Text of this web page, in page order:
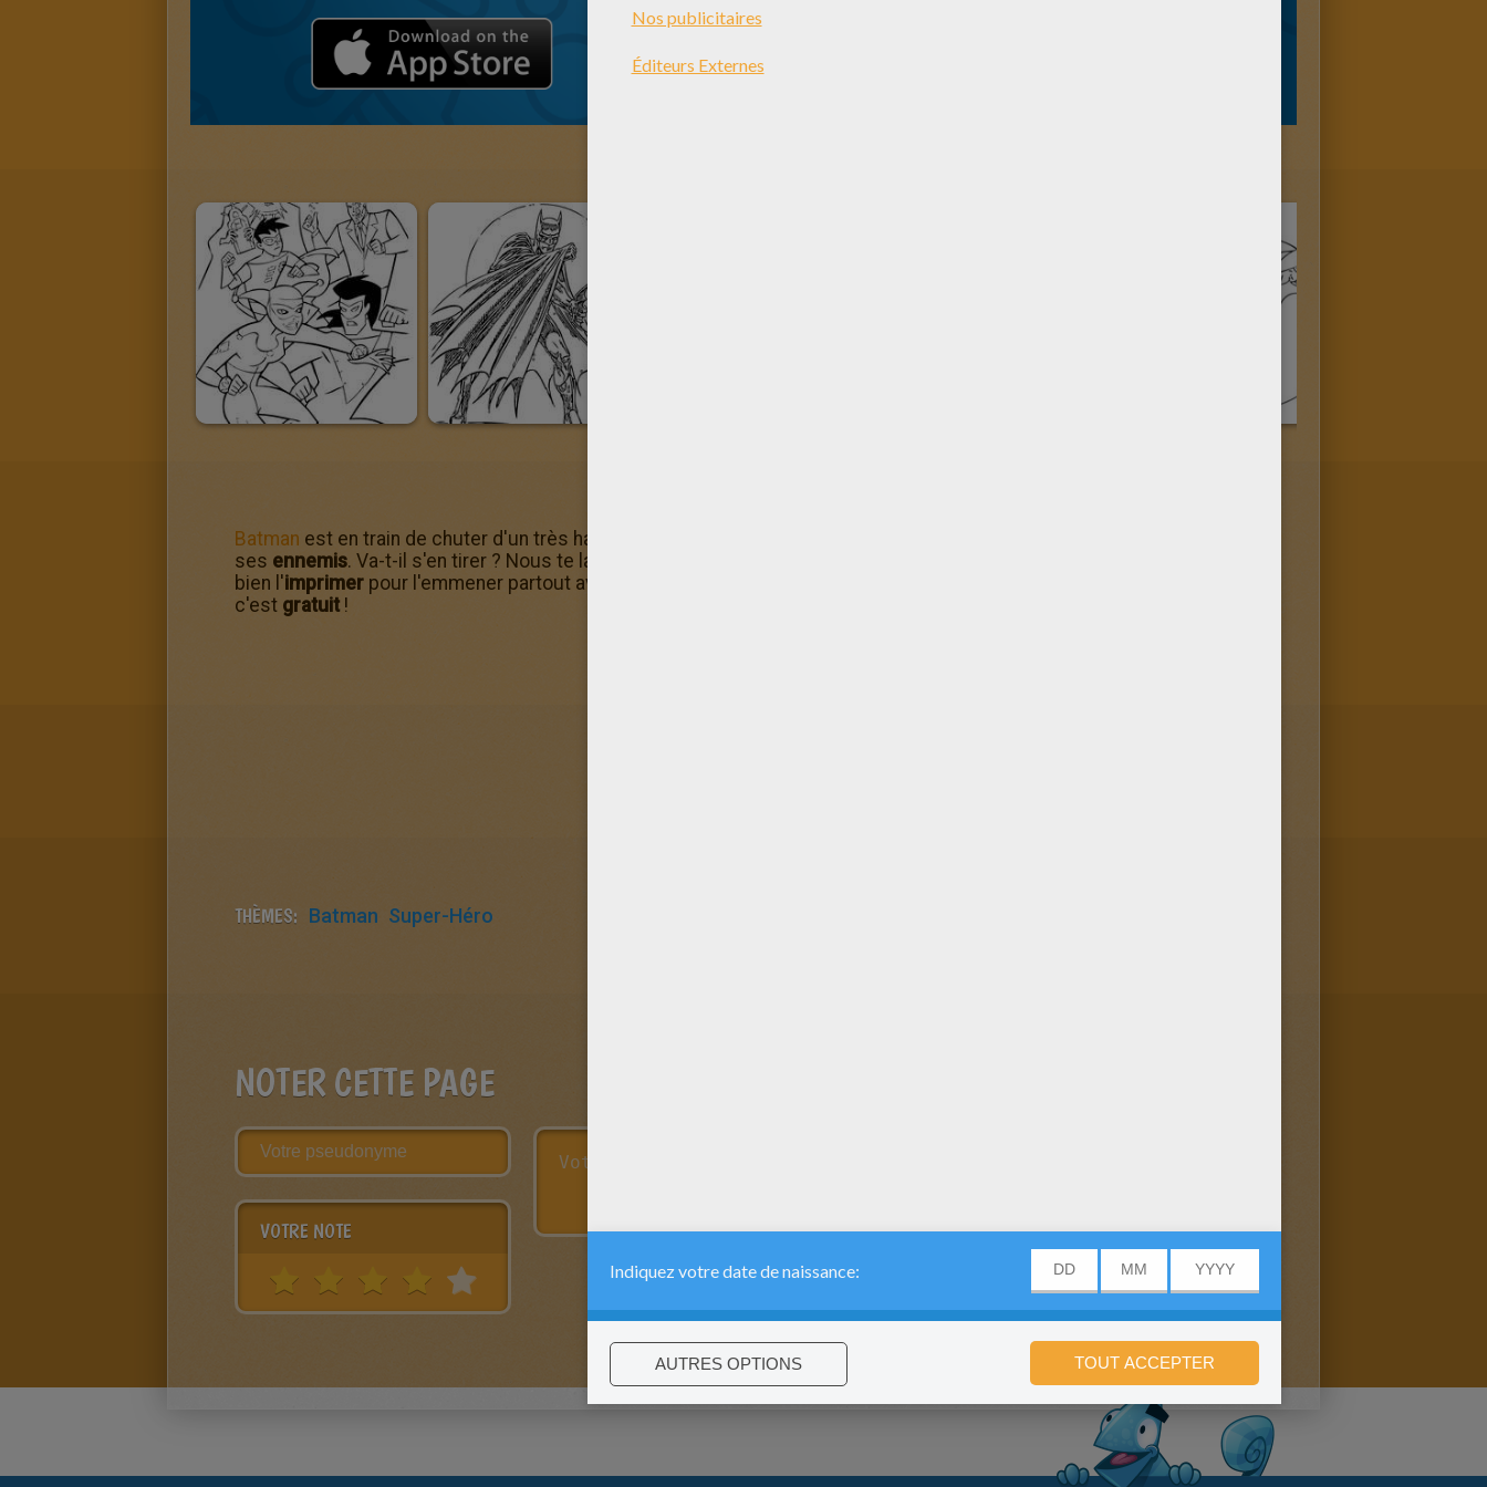
Batman est en train de chuter d'un très haut bâtiment, il vient certainement de se faire lourdement frapper par un de
ses ennemis. Va-t-il s'en tirer ? Nous te laissons imaginer la suite en réalisant ce
bien l'imprimer pour l'emmener partout avec toi, ou bien directement utiliser la
c'est gratuit !
THÈMES: Batman Super-Héro
NOTER CETTE PAGE
VOTRE NOTE